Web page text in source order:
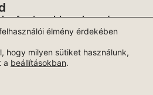
embere és
energyre
és egészségügyi hatásai
víz segítségével
élmény érdekében
hogy milyen sütiket használunk,
a beállításokban.